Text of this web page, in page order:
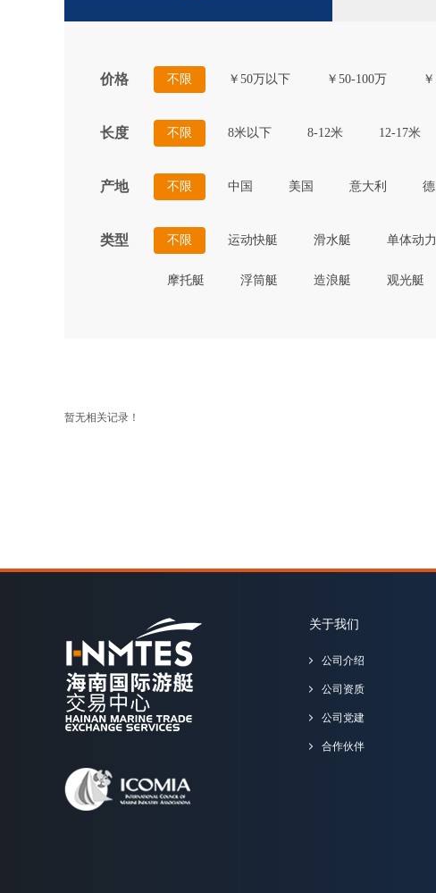
价格 不限 ￥50万以下 ￥50-100万
长度 不限 8米以下 8-12米 12-17米
产地 不限 中国 美国 意大利 德
类型 不限 运动快艇 滑水艇 单体动
摩托艇 浮筒艇 造浪艇 观光艇
暂无相关记录！
关于我们
公司介绍
公司资质
公司党建
合作伙伴